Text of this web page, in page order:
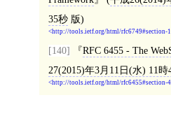
35秒版)
http://tools.ietf.org/html/rfc6749#section-
[140] RFC 6455 - The
27(2015)年3月11日(水) 11時
http://tools.ietf.org/html/rfc6455#section-